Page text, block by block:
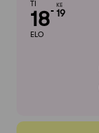
TI
18
ELO
KE
19